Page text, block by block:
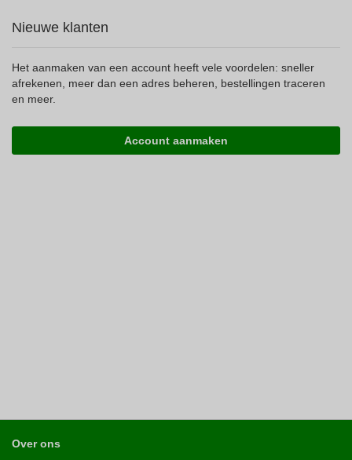
Nieuwe klanten
Het aanmaken van een account heeft vele voordelen: sneller
afrekenen, meer dan een adres beheren, bestellingen traceren
en meer.
Account aanmaken
Over ons